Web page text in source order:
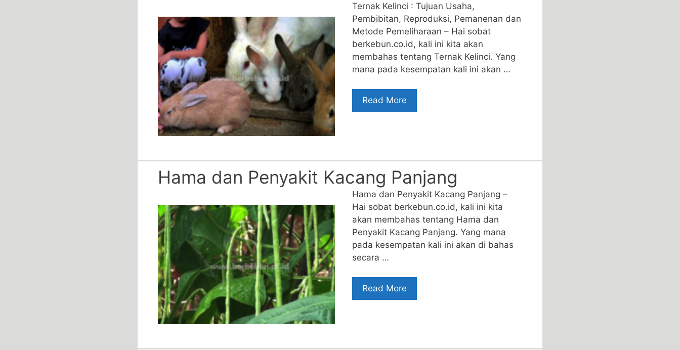
Ternak Kelinci : Tujuan Usaha,
Pembibitan, Reproduksi, Pemanenan dan
Metode Pemeliharaan – Hai sobat
berkebun.co.id, kali ini kita akan
membahas tentang Ternak Kelinci. Yang
mana pada kesempatan kali ini akan …
Read More
Hama dan Penyakit Kacang Panjang
Hama dan Penyakit Kacang Panjang –
Hai sobat berkebun.co.id, kali ini kita
akan membahas tentang Hama dan
Penyakit Kacang Panjang. Yang mana
pada kesempatan kali ini akan di bahas
secara …
Read More